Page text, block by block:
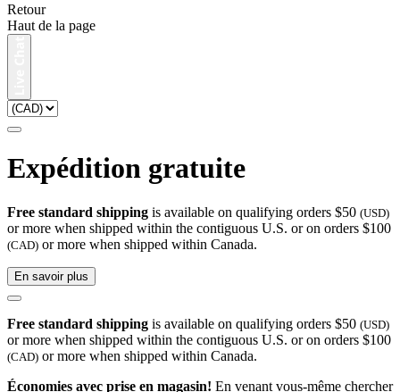
Retour
Haut de la page
Expédition gratuite
Free standard shipping is available on qualifying orders $50 (USD)
or more when shipped within the contiguous U.S. or on orders $100
(CAD) or more when shipped within Canada.
En savoir plus
Free standard shipping is available on qualifying orders $50 (USD)
or more when shipped within the contiguous U.S. or on orders $100
(CAD) or more when shipped within Canada.
Économies avec prise en magasin! En venant vous-même chercher